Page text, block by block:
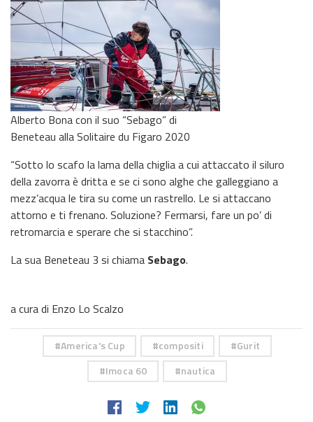
Alberto Bona con il suo “Sebago” di
Beneteau alla Solitaire du Figaro 2020
“Sotto lo scafo la lama della chiglia a cui attaccato il siluro
della zavorra è dritta e se ci sono alghe che galleggiano a
mezz’acqua le tira su come un rastrello. Le si attaccano
attorno e ti frenano. Soluzione? Fermarsi, fare un po’ di
retromarcia e sperare che si stacchino”.
La sua Beneteau 3 si chiama Sebago.
a cura di Enzo Lo Scalzo
America's Cup compositi
Gurit
Imoca 60
nautica